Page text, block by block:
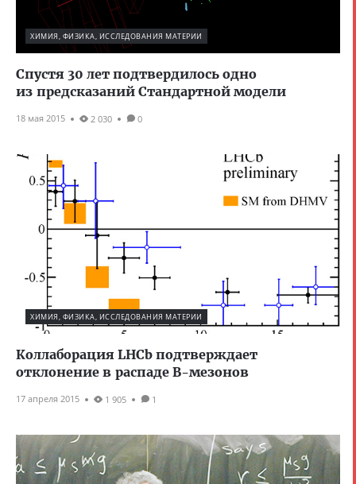
ХИМИЯ, ФИЗИКА, ИССЛЕДОВАНИЯ МАТЕРИИ
Спустя 30 лет подтвердилось одно
из предсказаний Стандартной модели
18 мая 2015 2 030 0
ХИМИЯ, ФИЗИКА, ИССЛЕДОВАНИЯ МАТЕРИИ
Коллаборация LHCb подтверждает
отклонение в распаде B-мезонов
17 апреля 2015 1 905 1